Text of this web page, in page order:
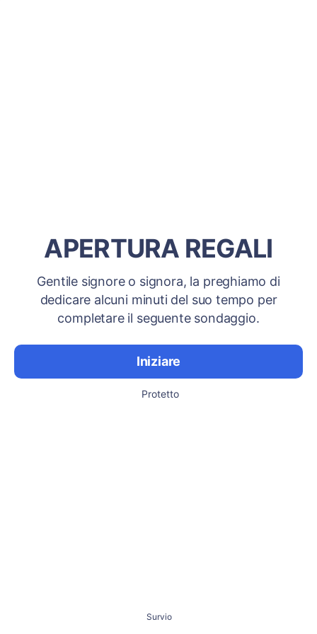
APERTURA REGALI
Gentile signore o signora, la preghiamo di
dedicare alcuni minuti del suo tempo per
completare il seguente sondaggio.
Iniziare
Protetto
Survio